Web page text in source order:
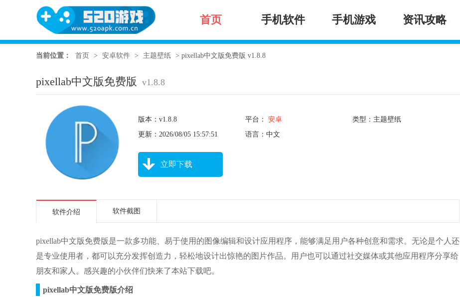
首页 手机软件 手机游戏 资讯攻略
当前位置： 首页 > 安卓软件 > 主题壁纸 > pixellab中文版免费版 v1.8.8
pixellab中文版免费版 v1.8.8
版本：v1.8.8 平台： 安卓
类型：主题壁纸
更新：2026/08/05 15:57:51
语言：中文
立即下载
软件介绍 软件截图
pixellab中文版免费版是一款多功能、易于使用的图像编辑和设计应用程序，能够满足用户各种创意和需求。无论是个人还
是专业使用者，都可以充分发挥创造力，轻松地设计出惊艳的图片作品。用户也可以通过社交媒体或其他应用程序分享给
朋友和家人。感兴趣的小伙伴们快来了本站下载吧。
pixellab中文版免费版介绍